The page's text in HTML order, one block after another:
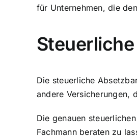
für Unternehmen, die
Die steuerliche
andere Versicherungen,
Die genauen
Fachmann beraten zu